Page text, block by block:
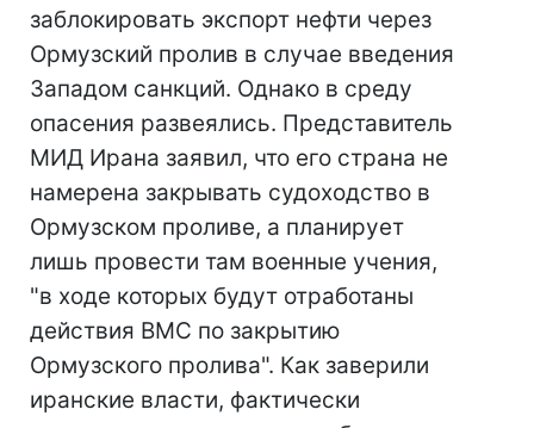
заблокировать экспорт нефти через
Ормузский пролив в случае введения
Западом санкций. Однако в среду
опасения развеялись. Представитель
МИД Ирана заявил, что его страна не
намерена закрывать судоходство в
Ормузском проливе, а планирует
лишь провести там военные учения,
"в ходе которых будут отработаны
действия ВМС по закрытию
Ормузского пролива". Как заверили
иранские власти, фактически